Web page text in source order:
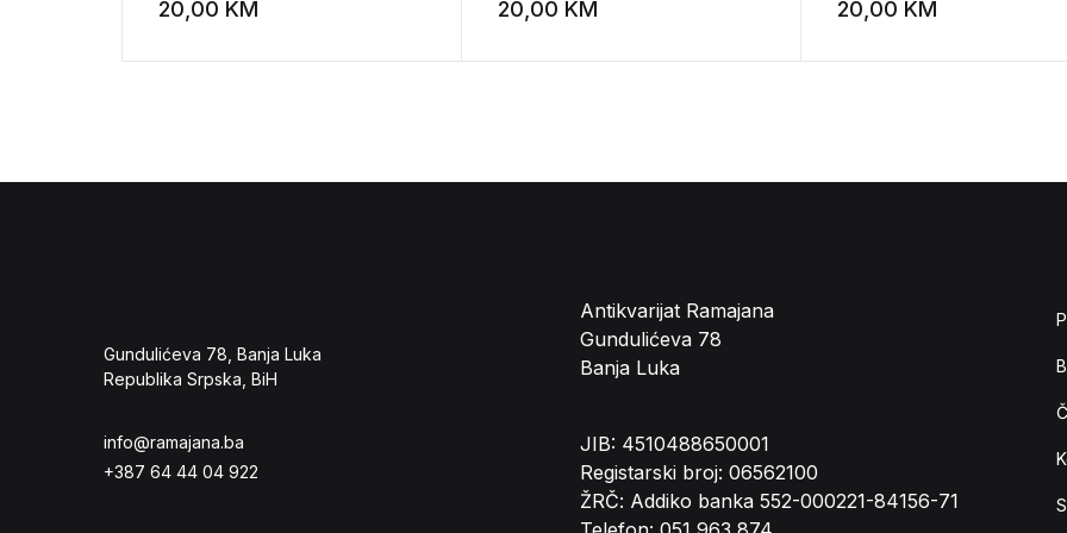
20,00 KM Add to wishlist
20,00 KM Add to wishlist
20,00 KM
Gundulićeva 78, Banja Luka
Republika Srpska, BiH
info@ramajana.ba
+387 64 44 04 922
Antikvarijat Ramajana
Gundulićeva 78
Banja Luka
JIB: 4510488650001
Registarski broj: 06562100
ŽRČ: Addiko banka 552-000221-84156-71